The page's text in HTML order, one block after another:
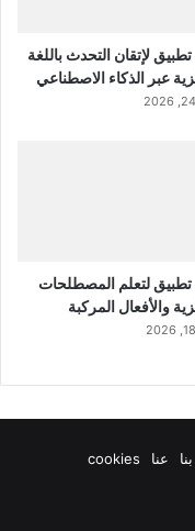
لإتقان التحدث باللغة
عبر الذكاء الاصطناعي
لتعلم المصطلحات
والأفعال المركبة
عنا cookies